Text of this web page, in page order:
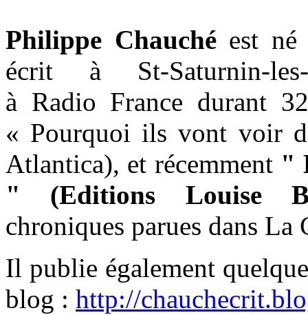
Philippe Chauchéest né
écrit à St-Saturnin-
à Radio France durant
« Pourquoi ils vont voir
Atlantica), et récemment "
" (Editions Louise
chroniques parues dans La
Il publie également
blog : http://